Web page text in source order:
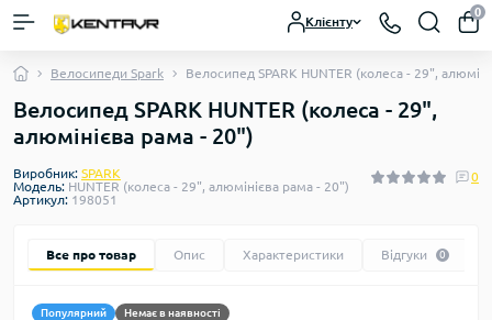
Клієнту
0
Велосипеди Spark Велосипед SPARK HUNTER (колеса - 29",
Велосипед SPARK HUNTER (колеса - 29",
алюмінієва рама - 20")
Виробник: SPARK
Модель: HUNTER (колеса - 29", алюмінієва рама - 20")
Артикул: 198051
0
Все про товар Опис Характеристики Відгуки 0
Популярний Немає в наявності